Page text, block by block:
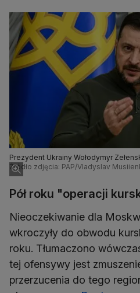
Prezydent Ukrainy Wołodymyr
Źródło zdjęcia: PAP/Vladyslav
Pół roku "operacji
Nieoczekiwanie dla
wkroczyły do obwodu
roku. Tłumaczono
tej ofensywy jest
przerzucenia do tego